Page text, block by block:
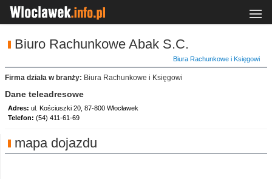
Biuro Rachunkowe Abak S.C.
Biura Rachunkowe i Księgowi
Firma działa w branży: Biura Rachunkowe i Księgowi
Dane teleadresowe
Adres: ul. Kościuszki 20, 87-800 Włocławek
Telefon: (54) 411-61-69
mapa dojazdu